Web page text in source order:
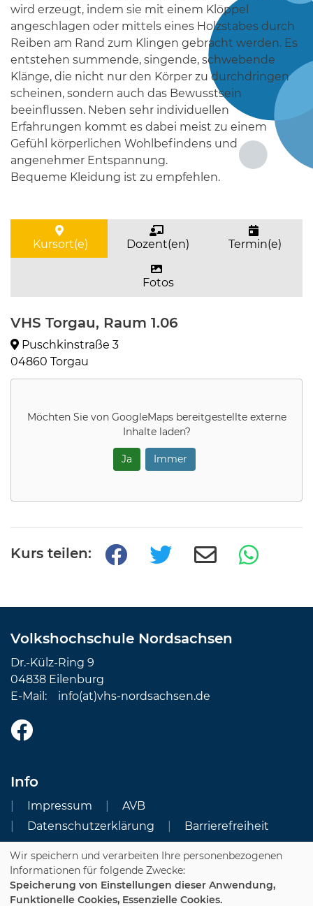
wird erzeugt, indem sie mit einem Klöppel
angeschlagen oder mittels eines Holzstabes durch
Reiben am Rand zum Klingen gebracht werden. Es
entstehen summende, singende, schwebende
Klänge, die nicht nur den Körper zu durchdringen
scheinen, sondern auch das Bewusstsein
beeinflussen. Neben sehr individuellen
Erfahrungen kommt es dabei meist zu einem
Gefühl körperlichen Wohlbefindens und
angenehmer Entspannung.
Bequeme Kleidung ist zu empfehlen.
Kursort(e) Dozent(en) Termin(e)
Fotos
VHS Torgau, Raum 1.06
Puschkinstraße 3
04860 Torgau
Möchten Sie von GoogleMapsbereitgestellte externe
Inhalte laden?
Ja Immer
Kurs teilen:
Volkshochschule Nordsachsen
Dr.-Külz-Ring 9
04838 Eilenburg
E-Mail: info(at)vhs-nordsachsen.de
Info
Impressum
AVB
Datenschutzerklärung
Barrierefreiheit
Cookie Einstellungen
Dozenten-Login
Wir speichern und verarbeiten Ihre personenbezogenen
Informationen für folgende Zwecke:
Speicherung von Einstellungen dieser Anwendung,
Funktionelle Cookies, Essenzielle Cookies.